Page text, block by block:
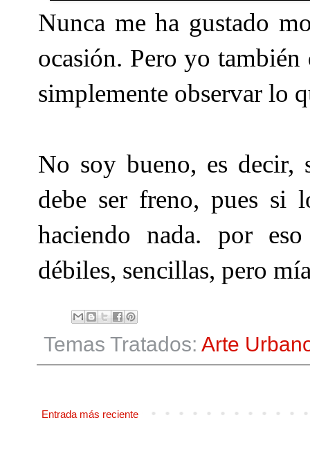
Nunca me ha gustado
ocasión. Pero yo
simplemente observar lo
No soy bueno, es decir,
debe ser freno, pues si
haciendo nada. por
débiles, sencillas, pero
Temas Tratados: Arte
Entrada más reciente